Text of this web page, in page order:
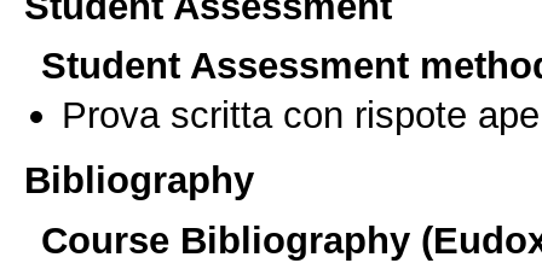
Student Assessment
Prova scritta con rispote
Bibliography
Course Bibliography